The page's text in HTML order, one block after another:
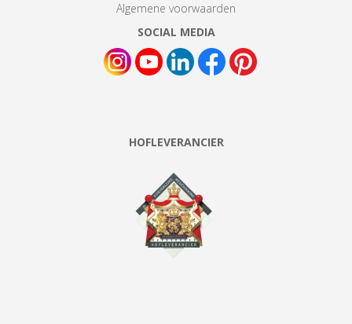
Algemene voorwaarden
SOCIAL MEDIA
HOFLEVERANCIER